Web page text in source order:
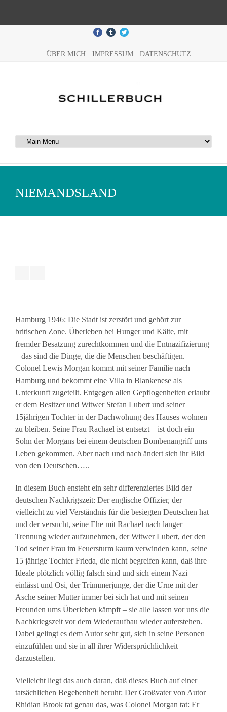
ÜBER MICH IMPRESSUM DATENSCHUTZ
NIEMANDSLAND
Hamburg 1946: Die Stadt ist zerstört und gehört zur
britischen Zone. Überleben bei Hunger und Kälte, mit
fremder Besatzung zurechtkommen und die Entnazifizierung
– das sind die Dinge, die die Menschen beschäftigen.
Colonel Lewis Morgan kommt mit seiner Familie nach
Hamburg und bekommt eine Villa in Blankenese als
Unterkunft zugeteilt. Entgegen allen Gepflogenheiten erlaubt
er dem Besitzer und Witwer Stefan Lubert und seiner
15jährigen Tochter in der Dachwohung des Hauses wohnen
zu bleiben. Seine Frau Rachael ist entsetzt – ist doch ein
Sohn der Morgans bei einem deutschen Bombenangriff ums
Leben gekommen. Aber nach und nach ändert sich ihr Bild
von den Deutschen…..
In diesem Buch ensteht ein sehr differenziertes Bild der
deutschen Nachkrigszeit: Der englische Offizier, der
vielleicht zu viel Verständnis für die besiegten Deutschen hat
und der versucht, seine Ehe mit Rachael nach langer
Trennung wieder aufzunehmen, der Witwer Lubert, der den
Tod seiner Frau im Feuersturm kaum verwinden kann, seine
15 jährige Tochter Frieda, die nicht begreifen kann, daß ihre
Ideale plötzlich völlig falsch sind und sich einem Nazi
einlässt und Osi, der Trümmerjunge, der die Urne mit der
Asche seiner Mutter immer bei sich hat und mit seinen
Freunden ums Überleben kämpft – sie alle lassen vor uns die
Nachkriegszeit vor dem Wiederaufbau wieder auferstehen.
Dabei gelingt es dem Autor sehr gut, sich in seine Personen
einzufühlen und sie in all ihrer Widersprüchlichkeit
darzustellen.
Vielleicht liegt das auch daran, daß dieses Buch auf einer
tatsächlichen Begebenheit beruht: Der Großvater von Autor
Rhidian Brook tat genau das, was Colonel Morgan tat: Er